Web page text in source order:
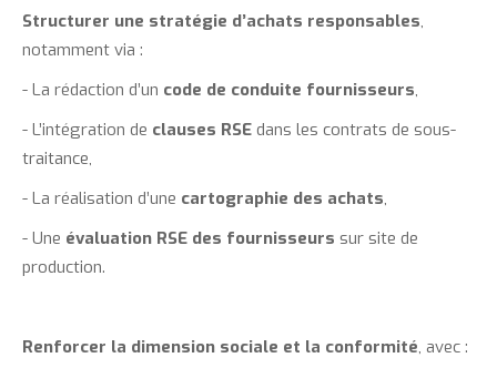
Structurer une stratégie d’achats responsables,
notamment via :
- La rédaction d’un code de conduite fournisseurs,
- L’intégration de clauses RSE dans les contrats de sous-
traitance,
- La réalisation d’une cartographie des achats,
- Une évaluation RSE des fournisseurs sur site de
production.
Renforcer la dimension sociale et la conformité, avec :